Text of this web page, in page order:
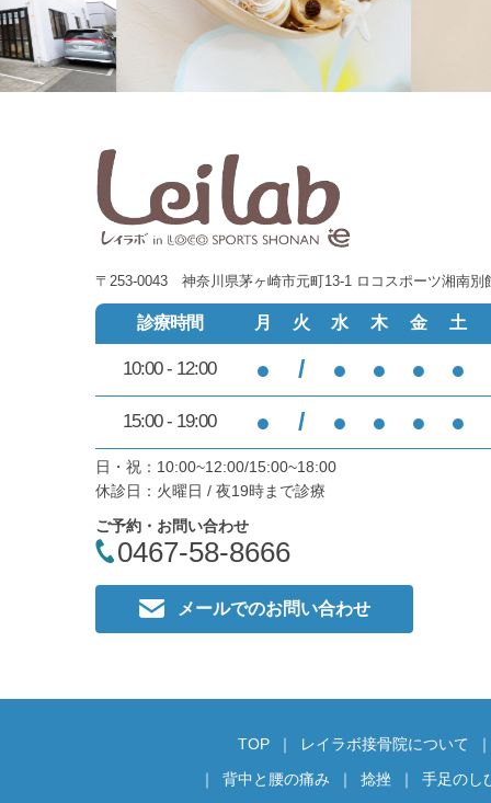
〒253-0043 神奈川県茅ヶ崎市元町13-1 ロコスポーツ湘南別
診療時間 月 火 水 木 金 土
10:00 - 12:00 ● / ● ● ● ●
15:00 - 19:00 ● / ● ● ● ●
日・祝：10:00~12:00/15:00~18:00
休診日：火曜日 / 夜19時まで診療
ご予約・お問い合わせ
0467-58-8666
メールでのお問い合わせ
TOP
レイラボ接骨院について
背中と腰の痛み
捻挫 手足のし